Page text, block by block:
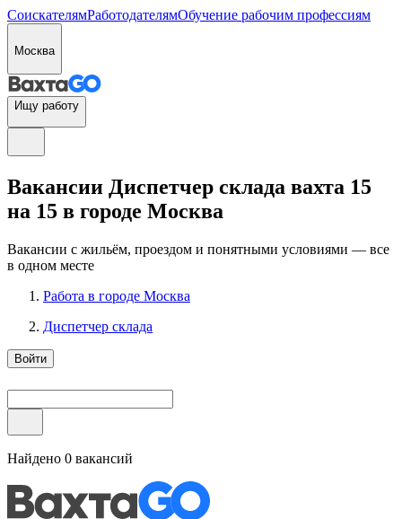
СоискателямРаботодателямОбучение рабочим профессиям
Москва
Ищу работу
Вакансии Диспетчер склада вахта 15
на 15 в городе Москва
Вакансии с жильём, проездом и понятными условиями — все
в одном месте
Работа в городе Москва
Диспетчер склада
Войти
Найдено 0 вакансий